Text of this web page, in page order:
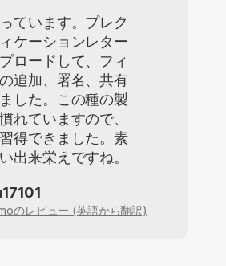
ています。プレク
ケーションレター
ロードして、フィ
追加、署名、共有
した。この種の製
れていますので、
得できました。素
出来栄えですね。
のレビュー (英語から翻訳)